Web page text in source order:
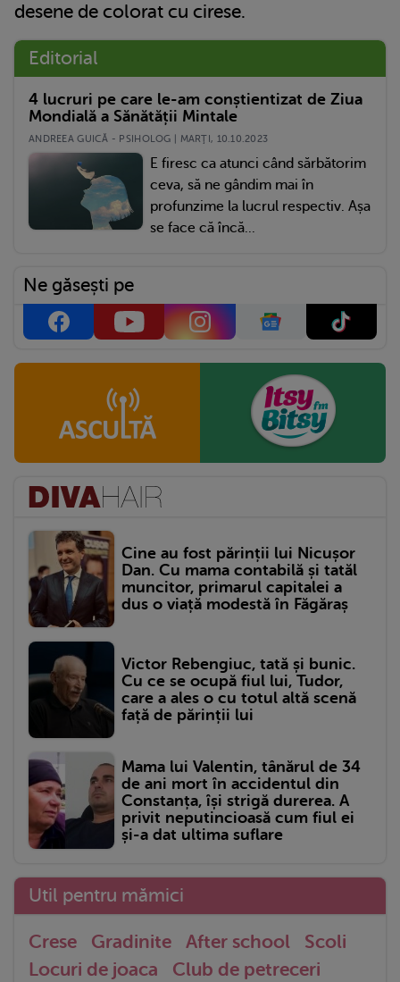
desene de colorat cu cirese.
Editorial
4 lucruri pe care le-am conștientizat de Ziua
Mondială a Sănătății Mintale
ANDREEA GUICĂ - PSIHOLOG | MARŢI, 10.10.2023
E firesc ca atunci când sărbătorim
ceva, să ne gândim mai în
profunzime la lucrul respectiv. Așa
se face că încă...
Ne găsești pe
Cine au fost părinții lui Nicușor
Dan. Cu mama contabilă și tatăl
muncitor, primarul capitalei a
dus o viață modestă în Făgăraș
Victor Rebengiuc, tată și bunic.
Cu ce se ocupă fiul lui, Tudor,
care a ales o cu totul altă scenă
față de părinții lui
Mama lui Valentin, tânărul de 34
de ani mort în accidentul din
Constanța, își strigă durerea. A
privit neputincioasă cum fiul ei
și-a dat ultima suflare
Util pentru mămici
Crese Gradinite After school
Scoli
Locuri de joaca
Club de petreceri